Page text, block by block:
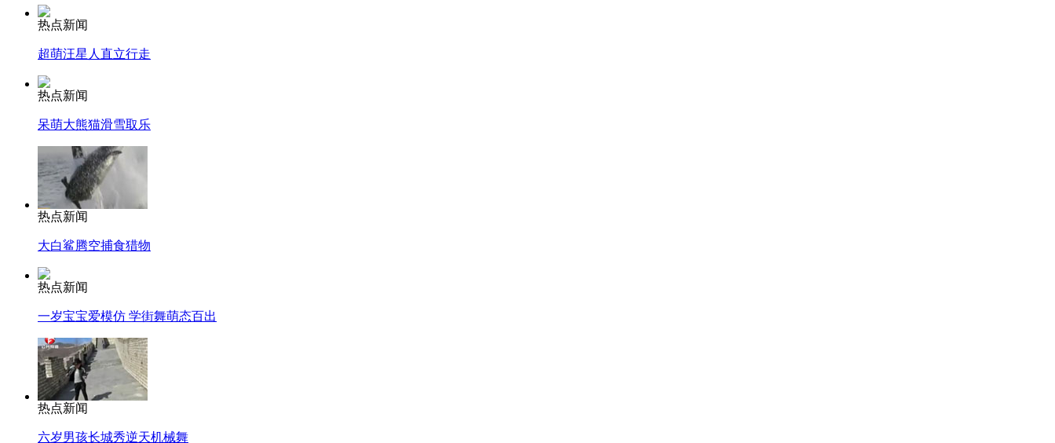
热点新闻
超萌汪星人直立行走
热点新闻
呆萌大熊猫滑雪取乐
热点新闻
大白鲨腾空捕食猎物
热点新闻
一岁宝宝爱模仿 学街舞萌态百出
热点新闻
六岁男孩长城秀逆天机械舞